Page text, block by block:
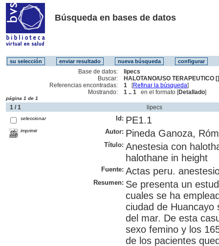
Búsqueda en bases de datos
Base de datos:
lipecs
Buscar:
HALOTANO/USO TERAPEUTICO
Referencias encontradas:
1 [Refinar la búsqueda]
Mostrando:
1 .. 1 en el formato [Detallado]
página 1 de 1
1 / 1 lipecs
seleccionar
imprimir
Id: PE1.1
Autor: Pineda Ganoza,
Título: Anestesia con
halothane in height
Fuente: Actas peru.
Resumen: Se presenta un
cuales se ha
ciudad de Huancayo
del mar. De esta
sexo femino y los
de los pacientes